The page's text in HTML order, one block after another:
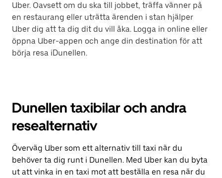
Uber. Oavsett om du ska till jobbet, träffa vänner på
en restaurang eller uträtta ärenden i stan hjälper
Uber dig att ta dig dit du vill åka. Logga in online eller
öppna Uber-appen och ange din destination för att
börja resa iDunellen.
Dunellen taxibilar och andra
resealternativ
Överväg Uber som ett alternativ till taxi när du
behöver ta dig runt i Dunellen. Med Uber kan du byta
ut att vinka in en taxi mot att beställa en resa när du